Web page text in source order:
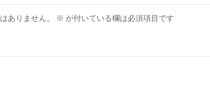
ありません。 ※ が付いている欄は必須項目です